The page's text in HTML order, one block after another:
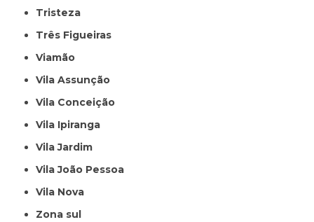
Tristeza
Três Figueiras
Viamão
Vila Assunção
Vila Conceição
Vila Ipiranga
Vila Jardim
Vila João Pessoa
Vila Nova
Zona sul